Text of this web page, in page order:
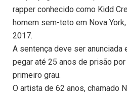
rapper conhecido como Kidd
homem sem-teto em Nova
2017.
A sentença deve ser anunciada
pegar até 25 anos de prisão
primeiro grau.
O artista de 62 anos, chamado